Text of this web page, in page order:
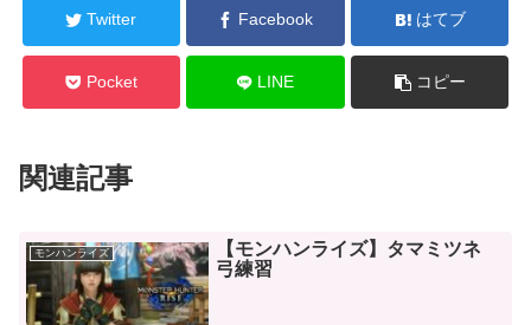
Twitter Facebook はてブ
Pocket LINE コピー
関連記事
モンハンライズ
【モンハンライズ】タマミツネ
弓練習